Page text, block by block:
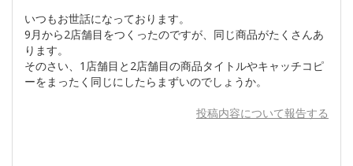
いつもお世話になっております。
9月から2店舗目をつくったのですが、同じ商品がたくさんあ
ります。
そのさい、1店舗目と2店舗目の商品タイトルやキャッチコピ
ーをまったく同じにしたらまずいのでしょうか。
投稿内容について報告する